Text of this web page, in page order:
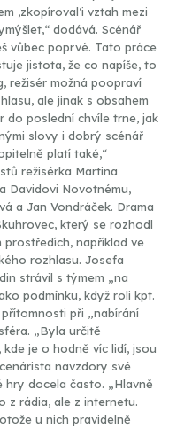
‚zkopíroval‘i vztah mezi
dodává. Scénář
vůbec poprvé. Tato práce
jistota, že co napíše, to
režisér možná poopraví
ale jinak s obsahem
do poslední chvíle trne, jak
slovy i dobrý scénář
platí také,“
režisérka Martina
Davidovi Novotnému,
a Jan Vondráček. Drama
který se rozhodl
například ve
rozhlasu. Josefa
strávil s týmem „na
podmínku, když roli kpt.
při „nabírání
„Byla určitě
je o hodně víc lidí, jsou
navzdory své
docela často. „Hlavně
z rádia, ale z internetu.
u nich pravidelně